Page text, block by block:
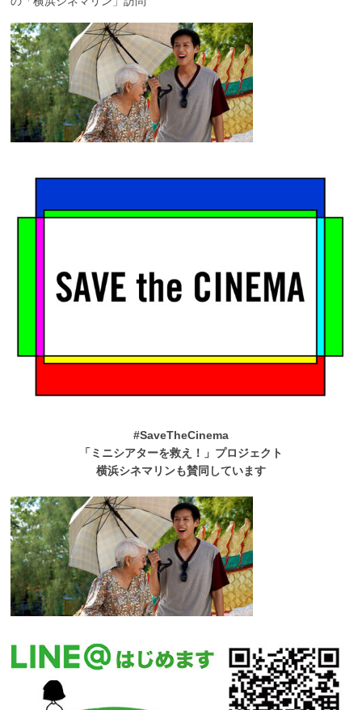
#SaveTheCinema
「ミニシアターを救え！」プロジェクト
横浜シネマリンも賛同しています